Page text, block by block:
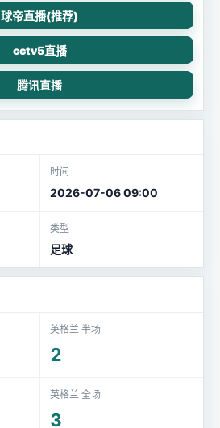
球帝直播(推荐)
cctv5直播
腾讯直播
时间
2026-07-06 09:00
类型
足球
英格兰 半场
2
英格兰 全场
3